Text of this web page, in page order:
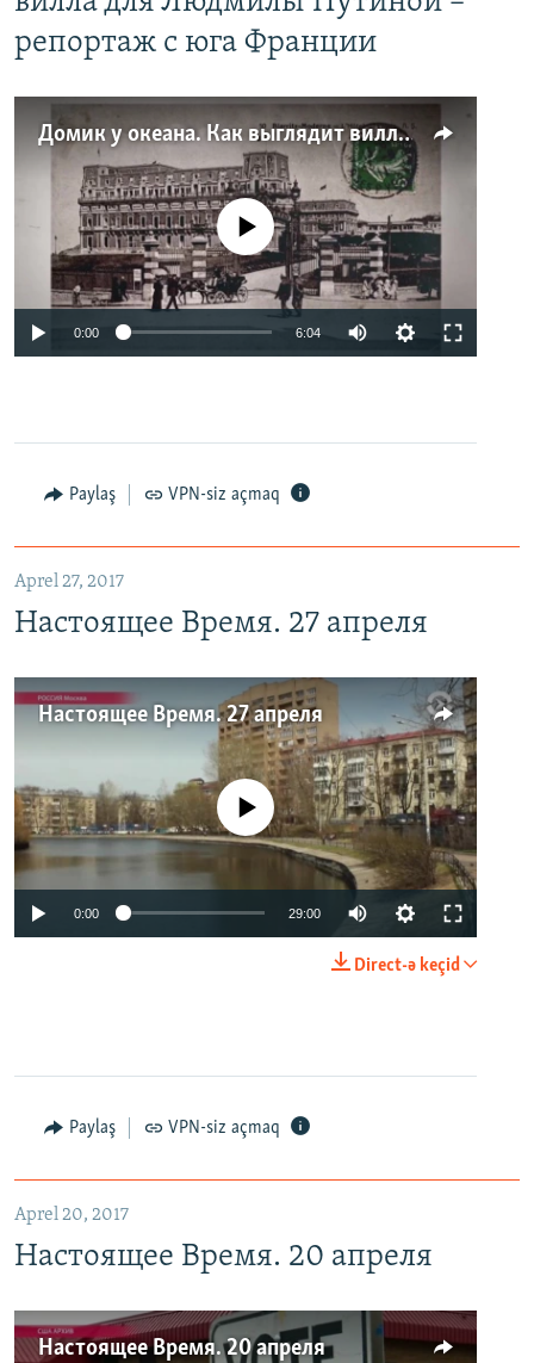
репортаж с юга Франции
Домик у океана. Как выглядит вилла для Людмилы Путиной – репортаж с юга Франции
No media source currently available
0:00 6:04
Paylaş VPN-siz açmaq
Aprel 27, 2017
Настоящее Время. 27 апреля
Настоящее Время. 27 апреля
No media source currently available
0:00 29:00
Direct-ə keçid
Paylaş VPN-siz açmaq
Aprel 20, 2017
Настоящее Время. 20 апреля
Настоящее Время. 20 апреля